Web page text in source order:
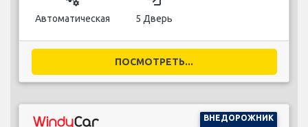
Автоматическая 5 Дверь
ПОСМОТРЕТЬ...
ВНЕДОРОЖНИК